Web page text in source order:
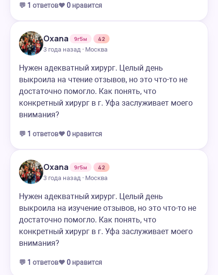
💬 1 ответов❤️ 0 нравится
Oxana 9г5м
42
3 года назад · Москва
Нужен адекватный хирург. Целый день
выкроила на чтение отзывов, но это что-то не
достаточно помогло. Как понять, что
конкретный хирург в г. Уфа заслуживает моего
внимания?
💬 1 ответов❤️ 0 нравится
Oxana 9г5м
42
3 года назад · Москва
Нужен адекватный хирург. Целый день
выкроила на изучение отзывов, но это что-то не
достаточно помогло. Как понять, что
конкретный хирург в г. Уфа заслуживает моего
внимания?
💬 1 ответов❤️ 0 нравится